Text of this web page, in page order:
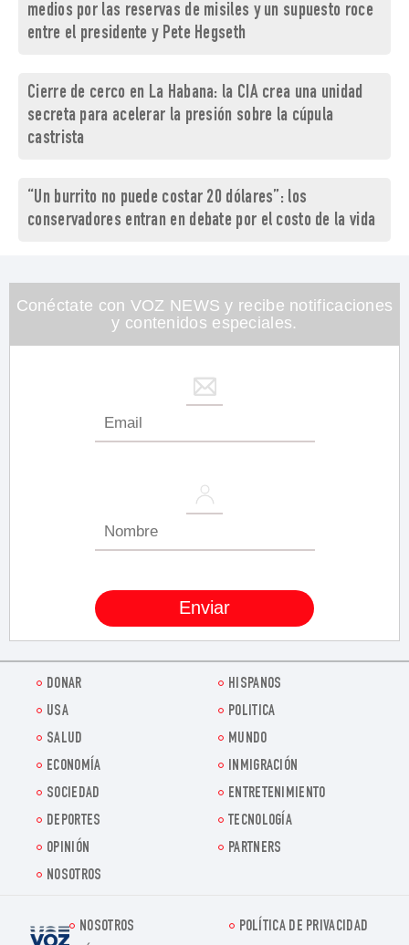
medios por las reservas de misiles y un supuesto roce
entre el presidente y Pete Hegseth
Cierre de cerco en La Habana: la CIA crea una unidad
secreta para acelerar la presión sobre la cúpula
castrista
“Un burrito no puede costar 20 dólares”: los
conservadores entran en debate por el costo de la vida
Conéctate con VOZ NEWS y recibe notificaciones
y contenidos especiales.
DONAR
HISPANOS
USA
POLITICA
SALUD
MUNDO
ECONOMÍA
INMIGRACIÓN
SOCIEDAD
ENTRETENIMIENTO
DEPORTES
TECNOLOGÍA
OPINIÓN
PARTNERS
NOSOTROS
Voz.us
NOSOTROS POLÍTICA DE PRIVACIDAD